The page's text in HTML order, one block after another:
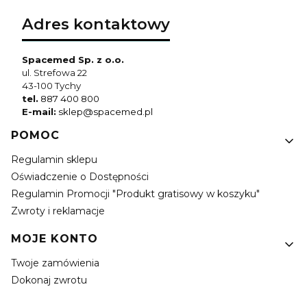
Adres kontaktowy
Spacemed Sp. z o.o.
ul. Strefowa 22
43-100 Tychy
tel. 887 400 800
E-mail: sklep@spacemed.pl
Linki w stopce
POMOC
Regulamin sklepu
Oświadczenie o Dostępności
Regulamin Promocji "Produkt gratisowy w koszyku"
Zwroty i reklamacje
MOJE KONTO
Twoje zamówienia
Dokonaj zwrotu